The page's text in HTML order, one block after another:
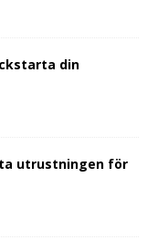
din
utrustningen för